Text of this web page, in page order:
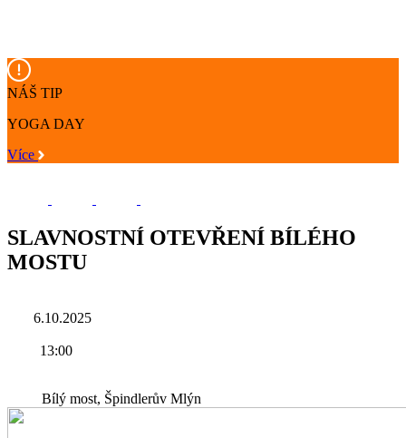
NÁŠ TIP
YOGA DAY
Více
SLAVNOSTNÍ OTEVŘENÍ BÍLÉHO
MOSTU
6.10.2025
13:00
Bílý most, Špindlerův Mlýn